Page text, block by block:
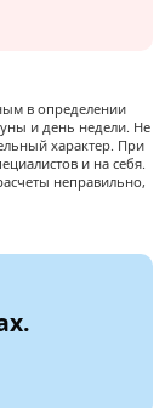
в определении
и день недели. Не
характер. При
и на себя.
неправильно,